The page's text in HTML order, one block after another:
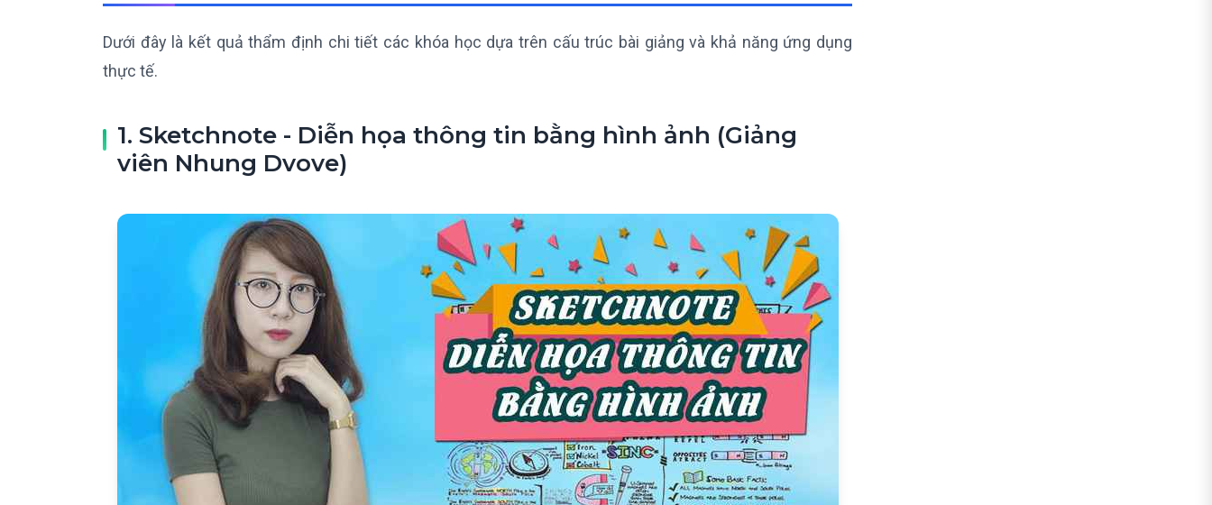
Dưới đây là kết quả thẩm định chi tiết các khóa học dựa trên cấu trúc bài giảng và khả năng ứng dụng
thực tế.
1. Sketchnote - Diễn họa thông tin bằng hình ảnh (Giảng
viên Nhung Dvove)